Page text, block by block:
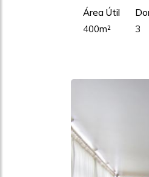
Área Útil
400m²
3